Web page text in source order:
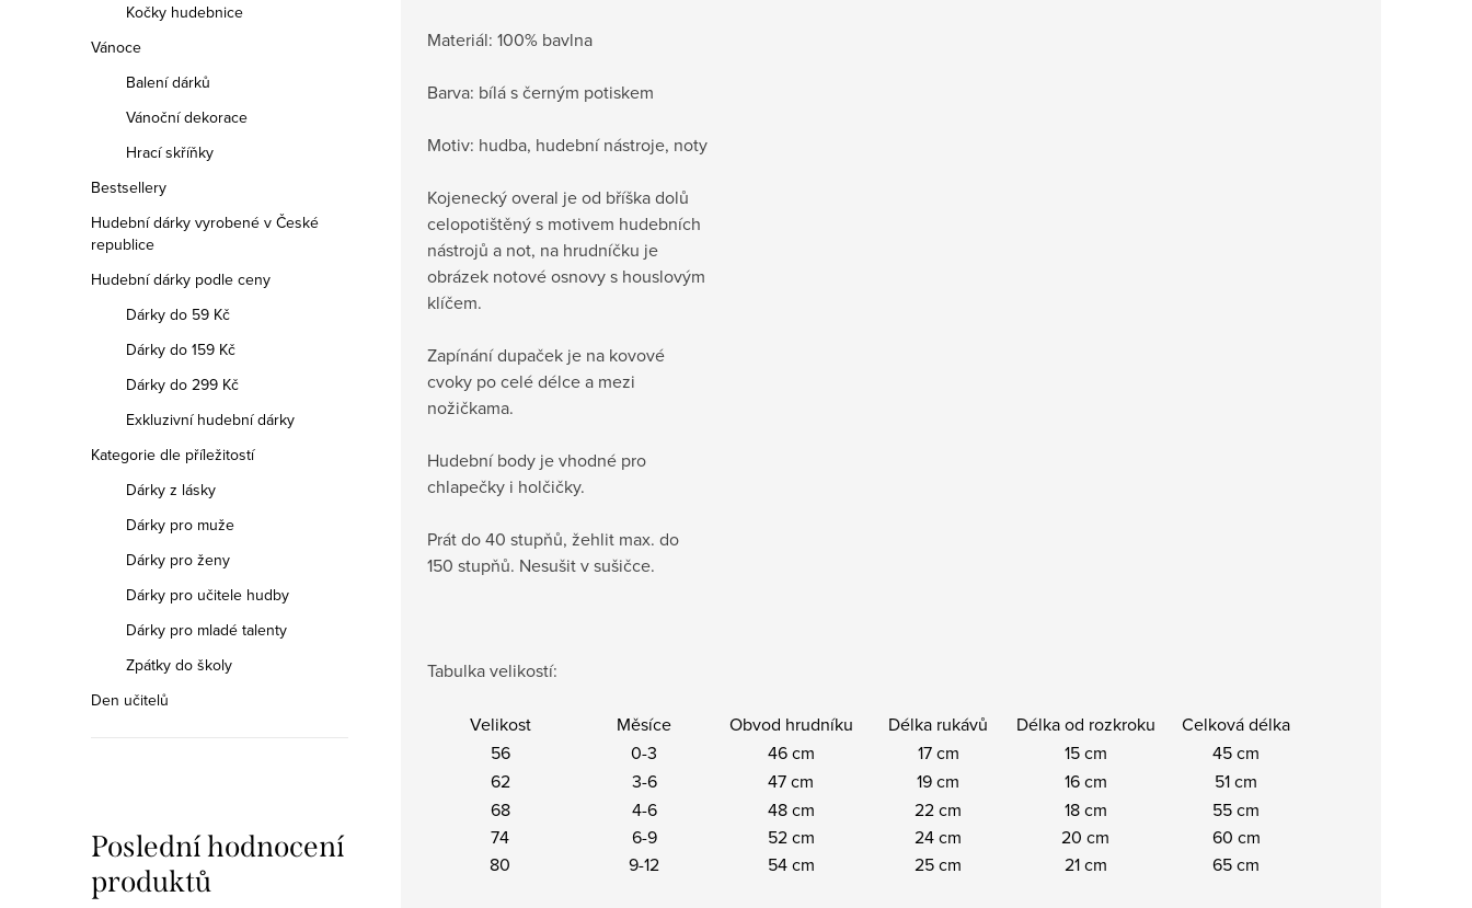
Kočky hudebnice
Vánoce
Balení dárků
Vánoční dekorace
Hrací skříňky
Bestsellery
Hudební dárky vyrobené v České
republice
Hudební dárky podle ceny
Dárky do 59 Kč
Dárky do 159 Kč
Dárky do 299 Kč
Exkluzivní hudební dárky
Kategorie dle příležitostí
Dárky z lásky
Dárky pro muže
Dárky pro ženy
Dárky pro učitele hudby
Dárky pro mladé talenty
Zpátky do školy
Den učitelů
Poslední hodnocení
produktů
Materiál: 100% bavlna
Barva: bílá s černým potiskem
Motiv: hudba, hudební nástroje, noty
Kojenecký overal je od bříška dolů
celopotištěný s motivem hudebních
nástrojů a not, na hrudníčku je
obrázek notové osnovy s houslovým
klíčem.
Zapínání dupaček je na kovové
cvoky po celé délce a mezi
nožičkama.
Hudební body je vhodné pro
chlapečky i holčičky.
Prát do 40 stupňů, žehlit max. do
150 stupňů. Nesušit v sušičce.
Tabulka velikostí:
Velikost Měsíce Obvod hrudníku Délka rukávů Délka od rozkroku
Celková délka
56
0-3 46 cm 17 cm 15 cm
45 cm
62
3-6 47 cm 19 cm 16 cm
51 cm
68
4-6 48 cm 22 cm 18 cm
55 cm
74
6-9 52 cm 24 cm 20 cm
60 cm
80
9-12 54 cm 25 cm 21 cm 65 cm